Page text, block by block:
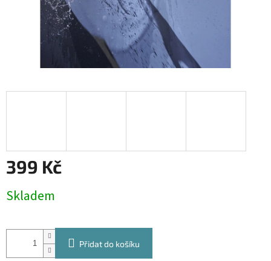
399 Kč
cena:
Skladem
Přidat do košíku